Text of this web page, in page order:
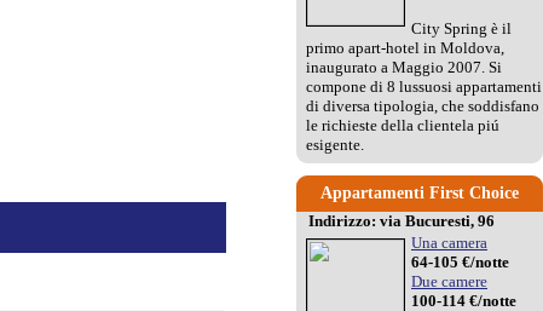
Royal Suite
City Spring è il
primo apart-hotel in Moldova,
inaugurato a Maggio 2007. Si
compone di 8 lussuosi appartamenti
di diversa tipologia, che soddisfano
le richieste della clientela piú
esigente.
Appartamenti First Choice
Indirizzo: via Bucuresti, 96
Una camera
64-105 €/notte
Due camere
100-114 €/notte